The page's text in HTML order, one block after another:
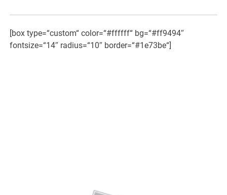
[box type=“custom“ color=“#ffffff“ bg=“#ff9494″
fontsize=“14″ radius=“10″ border=“#1e73be“]